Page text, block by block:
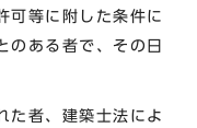
可等に附した条件に
のある者で、その日
者、建築士法によ